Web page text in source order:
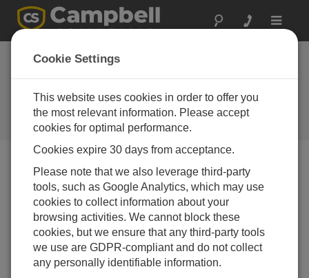
Toggle
ワシントン州: 流域濁
度モニタリング
CR10Xは、高濁度条件が都市の高
品質の水に影響を与えないことを
保証します。
Cookie Settings
This website uses cookies in order to offer you
the most relevant information. Please accept
cookies for optimal performance.
Cookies expire 30 days from acceptance.
Please note that we also leverage third-party
tools, such as Google Analytics, which may use
cookies to collect information about your
browsing activities. We cannot block these
cookies, but we ensure that any third-party tools
we use are GDPR-compliant and do not collect
any personally identifiable information.